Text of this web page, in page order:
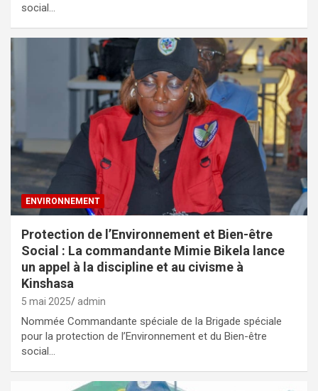
social…
ENVIRONNEMENT
Protection de l’Environnement et Bien-être
Social : La commandante Mimie Bikela lance
un appel à la discipline et au civisme à
Kinshasa
5 mai 2025 admin
Nommée Commandante spéciale de la Brigade spéciale
pour la protection de l’Environnement et du Bien-être
social…